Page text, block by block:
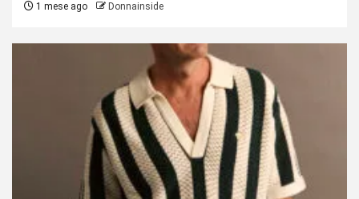
1 mese ago Donnainside